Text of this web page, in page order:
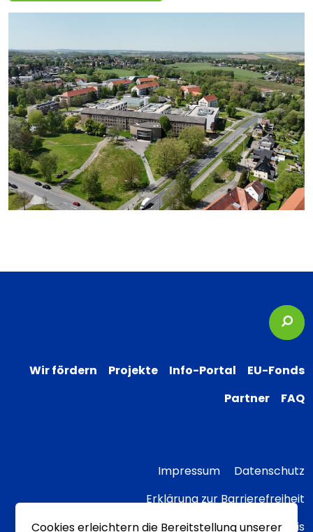
Wir fördern Projekte Info-Portal
EU-Fonds
Partner
FAQ
Impressum
Datenschutz
Erklärung zur Barrierefreiheit
Transparenzhinweis
Cookies erleichtern die Bereitstellung unserer